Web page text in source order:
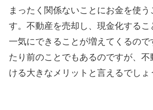
まったく関係ないことにお金を使う
す。不動産を売却し、現金化するこ
一気にできることが増えてくるので
たり前のことでもあるのですが、不
ける大きなメリットと言えるでしょ